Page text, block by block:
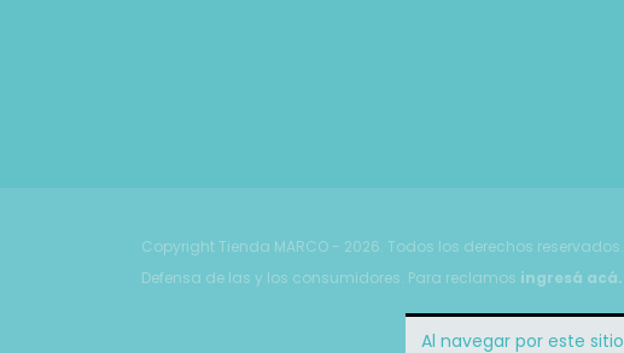
Al navegar por este sitio
Copyright Tienda MARCO - 2026. Todos los derechos reservados.
Defensa de las y los consumidores. Para reclamos ingresá acá.